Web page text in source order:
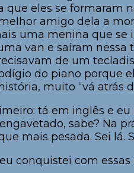
que eles se formaram
amigo dela a
uma menina que se
van e saíram
de um
do piano porque
muito “vá atrás
tá em inglês e
sabe? Na
mais pesada. Sei
conquistei com